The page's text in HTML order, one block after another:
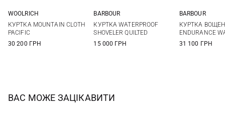
WOOLRICH
КУРТКА MOUNTAIN CLOTH
PACIFIC
30 200 ГРН
BARBOUR
КУРТКА WATERPROOF
SHOVELER QUILTED
15 000 ГРН
XXL
BARBOUR
КУРТКА
ENDURANCE
31 100 ГРН
ВАС МОЖЕ ЗАЦІКАВИТИ